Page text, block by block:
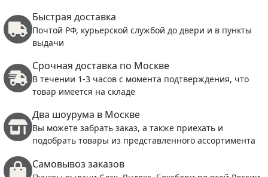
Быстрая доставка
Почтой РФ, курьерской службой до двери и в пункты
выдачи
Срочная доставка по Москве
В течении 1-3 часов с момента подтверждения, что
товар имеется на складе
Два шоурума в Москве
Вы можете забрать заказ, а также приехать и
подобрать товары из представленного ассортимента
Самовывоз заказов